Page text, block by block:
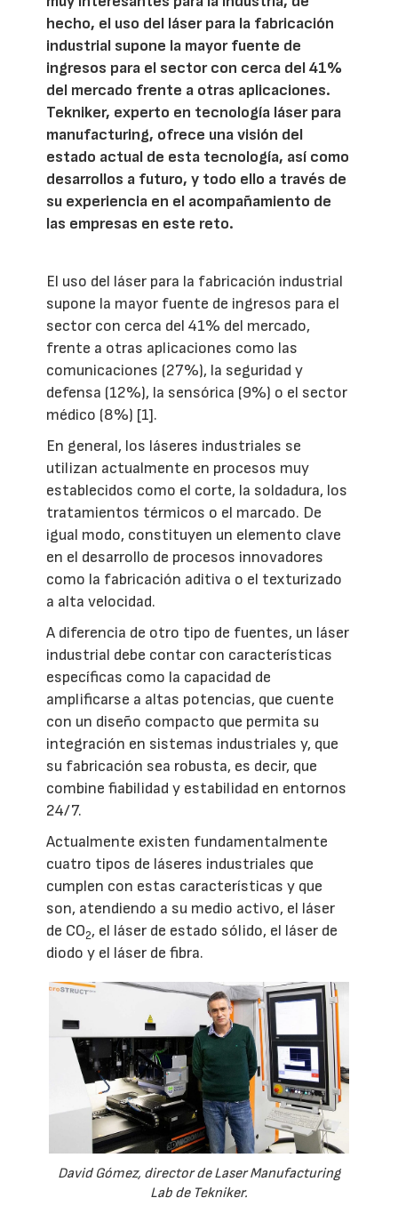
hecho, el uso del láser para la fabricación
industrial supone la mayor fuente de
ingresos para el sector con cerca del 41%
del mercado frente a otras aplicaciones.
Tekniker, experto en tecnología láser para
manufacturing, ofrece una visión del
estado actual de esta tecnología, así como
desarrollos a futuro, y todo ello a través de
su experiencia en el acompañamiento de
las empresas en este reto.
El uso del láser para la fabricación industrial
supone la mayor fuente de ingresos para el
sector con cerca del 41% del mercado,
frente a otras aplicaciones como las
comunicaciones (27%), la seguridad y
defensa (12%), la sensórica (9%) o el sector
médico (8%) [1].
En general, los láseres industriales se
utilizan actualmente en procesos muy
establecidos como el corte, la soldadura, los
tratamientos térmicos o el marcado. De
igual modo, constituyen un elemento clave
en el desarrollo de procesos innovadores
como la fabricación aditiva o el texturizado
a alta velocidad.
A diferencia de otro tipo de fuentes, un láser
industrial debe contar con características
específicas como la capacidad de
amplificarse a altas potencias, que cuente
con un diseño compacto que permita su
integración en sistemas industriales y, que
su fabricación sea robusta, es decir, que
combine fiabilidad y estabilidad en entornos
24/7.
Actualmente existen fundamentalmente
cuatro tipos de láseres industriales que
cumplen con estas características y que
son, atendiendo a su medio activo, el láser
de CO2, el láser de estado sólido, el láser de
diodo y el láser de fibra.
David Gómez, director de Laser Manufacturing
Lab de Tekniker.